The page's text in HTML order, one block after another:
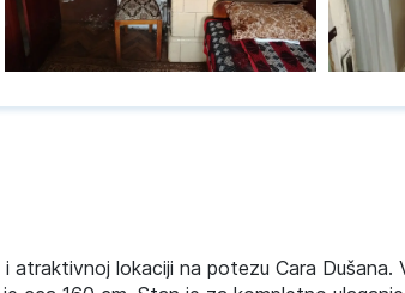
atraktivnoj lokaciji na potezu Cara